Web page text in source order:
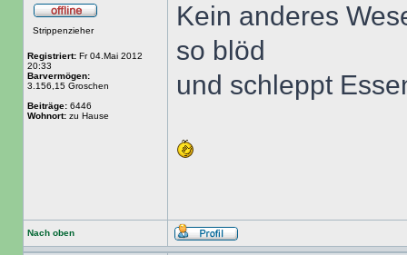
Strippenzieher
Registriert: Fr 04.Mai 2012
20:33
Barvermögen:
3.156,15 Groschen
Beiträge: 6446
Wohnort: zu Hause
Kein anderes
so blöd
und schleppt
Nach oben